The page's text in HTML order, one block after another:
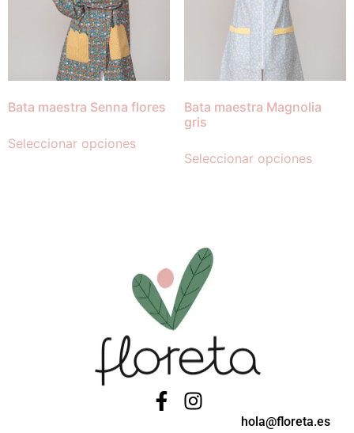
Bata maestra Senna flores
Seleccionar opciones
Bata maestra Magnolia
gris
Seleccionar opciones
hola@floreta.es